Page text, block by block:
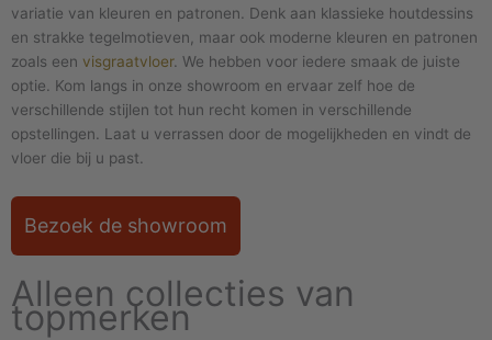
variatie van kleuren en patronen. Denk aan klassieke houtdessins
en strakke tegelmotieven, maar ook moderne kleuren en patronen
zoals een visgraatvloer. We hebben voor iedere smaak de juiste
optie. Kom langs in onze showroom en ervaar zelf hoe de
verschillende stijlen tot hun recht komen in verschillende
opstellingen. Laat u verrassen door de mogelijkheden en vindt de
vloer die bij u past.
Bezoek de showroom
Alleen collecties van
topmerken